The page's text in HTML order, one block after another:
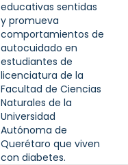
educativas sentidas
y promueva
comportamientos de
autocuidado en
estudiantes de
licenciatura de la
Facultad de Ciencias
Naturales de la
Universidad
Autónoma de
Querétaro que viven
con diabetes.